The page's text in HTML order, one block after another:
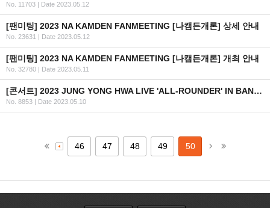
No. 11703 | Date 2023.05.12
[팬미팅] 2023 NA KAMDEN FANMEETING [나캠든개론] 상세 안내
No. 23631 | Date 2023.05.12
[팬미팅] 2023 NA KAMDEN FANMEETING [나캠든개론] 개최 안내
No. 32780 | Date 2023.05.11
[콘서트] 2023 JUNG YONG HWA LIVE 'ALL-ROUNDER' IN BANGKOK 개최 안내
No. 8853 | Date 2023.05.10
46 47 48 49 50